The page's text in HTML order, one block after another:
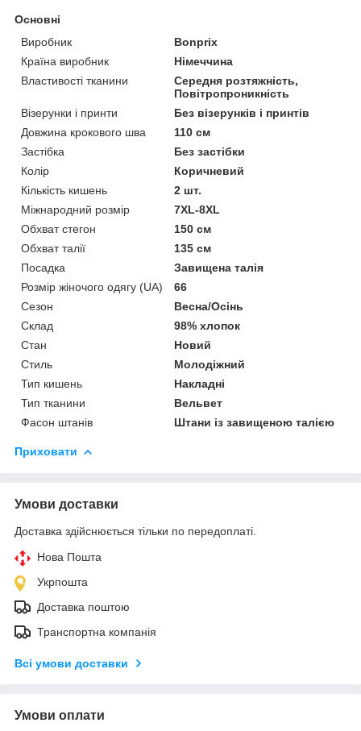
Основні
Виробник
Bonprix
Країна виробник
Німеччина
Властивості тканини
Середня розтяжність,
Повітропроникність
Візерунки і принти
Без візерунків і принтів
Довжина крокового шва
110 см
Застібка
Без застібки
Колір
Коричневий
Кількість кишень
2 шт.
Міжнародний розмір
7XL-8XL
Обхват стегон
150 см
Обхват талії
135 см
Посадка
Завищена талія
Розмір жіночого одягу (UA)
66
Сезон
Весна/Осінь
Склад
98% хлопок
Стан
Новий
Стиль
Молодіжний
Тип кишень
Накладні
Тип тканини
Вельвет
Фасон штанів
Штани із завищеною талією
Приховати
Умови доставки
Доставка здійснюється тільки по передоплаті.
Нова Пошта
Укрпошта
Доставка поштою
Транспортна компанія
Всі умови доставки
Умови оплати